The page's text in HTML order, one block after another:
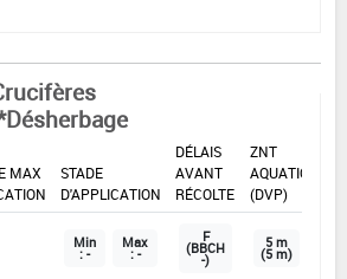
MAX
STADE
D'APPLICATION
DÉLAIS
AVANT
RÉCOLTE
ZNT
AQUATIQUE
(DVP)
Min
: -
Max
: -
F
(BBCH
-)
5 m
(5 m)